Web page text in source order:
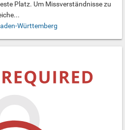
Platz. Um Missverständnisse zu
Württemberg